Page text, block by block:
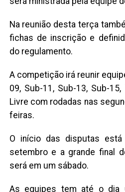
Na reunião desta terça
fichas de inscrição e
do regulamento.
A competição irá reunir
09, Sub-11, Sub-13, Sub-
Livre com rodadas nas
feiras.
O início das disputas
setembro e a grande final
será em um sábado.
As equipes tem até o dia